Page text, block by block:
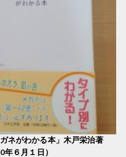
ネがわかる本」木戸栄治著
年６月１日）